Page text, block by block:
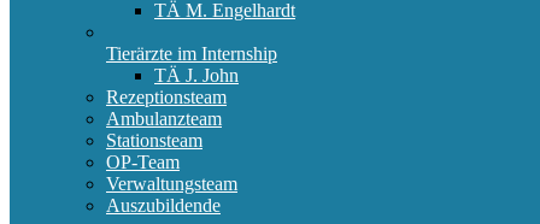
TÄ M. Engelhardt
Tierärzte im Internship
TÄ J. John
Rezeptionsteam
Ambulanzteam
Stationsteam
OP-Team
Verwaltungsteam
Auszubildende